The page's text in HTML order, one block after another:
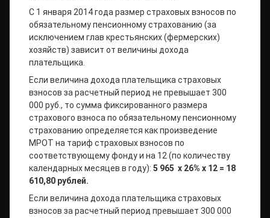
С 1 января 2014 года размер страховых взносов по
обязательному пенсионному страхованию (за
исключением глав крестьянских (фермерских)
хозяйств) зависит от величины дохода
плательщика.
Если величина дохода плательщика страховых
взносов за расчетный период не превышает 300
000 руб., то сумма фиксированного размера
страхового взноса по обязательному пенсионному
страхованию определяется как произведение
МРОТ на тариф страховых взносов по
соответствующему фонду и на 12 (по количеству
календарных месяцев в году): 5 965 х 26% x 12 = 18
610,80 рублей.
Если величина дохода плательщика страховых
взносов за расчетный период превышает 300 000